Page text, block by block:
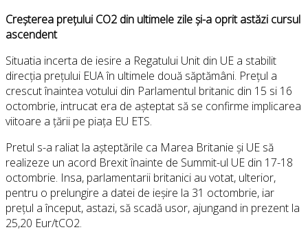
Creșterea prețului CO2 din ultimele zile și-a oprit astăzi cursul
ascendent
Situatia incerta de iesire a Regatului Unit din UE a stabilit
direcția prețului EUA în ultimele două săptămâni. Prețul a
crescut înaintea votului din Parlamentul britanic din 15 si 16
octombrie, intrucat era de așteptat să se confirme implicarea
viitoare a țării pe piața EU ETS.
Pretul s-a raliat la așteptările ca Marea Britanie și UE să
realizeze un acord Brexit înainte de Summit-ul UE din 17-18
octombrie. Insa, parlamentarii britanici au votat, ulterior,
pentru o prelungire a datei de ieșire la 31 octombrie, iar
prețul a început, astazi, să scadă usor, ajungand in prezent la
25,20 Eur/tCO2.